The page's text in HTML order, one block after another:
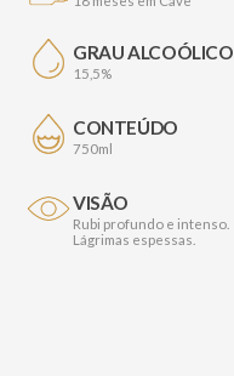
GRAU ALCOÓLICO
15,5%
CONTEÚDO
750ml
VISÃO
Rubi profundo e intenso.
Lágrimas espessas.